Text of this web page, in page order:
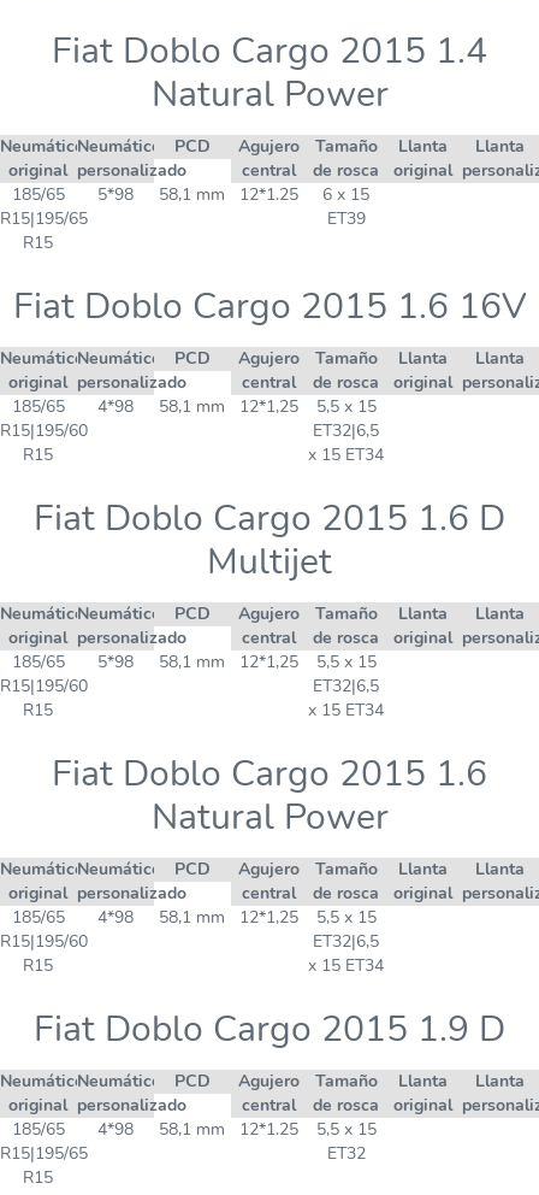
Fiat Doblo Cargo 2015 1.4
Natural Power
Neumático
original
Neumático
personalizado
PCD
Agujero
central
Tamaño
de rosca
Llanta
original
Llanta
185/65
R15|195/65
R15
5*98 58,1 mm 12*1.25
6 x 15
ET39
Fiat Doblo Cargo 2015 1.6 16V
Neumático
original
Neumático
personalizado
PCD
Agujero
central
Tamaño
de rosca
Llanta
original
Llanta
185/65
R15|195/60
R15
4*98 58,1 mm 12*1,25
5,5 x 15
ET32|6,5
x 15 ET34
Fiat Doblo Cargo 2015 1.6 D
Multijet
Neumático
original
Neumático
personalizado
PCD
Agujero
central
Tamaño
de rosca
Llanta
original
Llanta
185/65
R15|195/60
R15
5*98 58,1 mm 12*1,25
5,5 x 15
ET32|6,5
x 15 ET34
Fiat Doblo Cargo 2015 1.6
Natural Power
Neumático
original
Neumático
personalizado
PCD
Agujero
central
Tamaño
de rosca
Llanta
original
Llanta
185/65
R15|195/60
R15
4*98 58,1 mm 12*1,25
5,5 x 15
ET32|6,5
x 15 ET34
Fiat Doblo Cargo 2015 1.9 D
Neumático
original
Neumático
personalizado
PCD
Agujero
central
Tamaño
de rosca
Llanta
original
Llanta
185/65
R15|195/65
R15
4*98 58,1 mm 12*1.25
5,5 x 15
ET32